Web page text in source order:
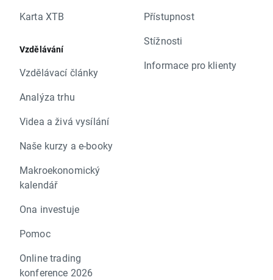
Karta XTB
Vzdělávání
Vzdělávací články
Analýza trhu
Videa a živá vysílání
Naše kurzy a e-booky
Makroekonomický
kalendář
Ona investuje
Pomoc
Online trading
konference 2026
Přístupnost
Stížnosti
Informace pro klienty